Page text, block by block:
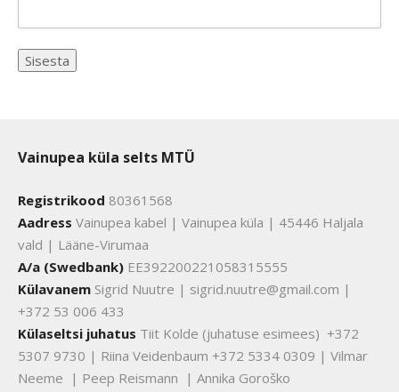
Vainupea küla selts MTÜ
Registrikood 80361568
Aadress Vainupea kabel | Vainupea küla | 45446 Haljala
vald | Lääne-Virumaa
A/a (Swedbank) EE392200221058315555
Külavanem Sigrid Nuutre | sigrid.nuutre@gmail.com |
+372 53 006 433
Külaseltsi juhatus Tiit Kolde (juhatuse esimees) +372
5307 9730 | Riina Veidenbaum +372 5334 0309 | Vilmar
Neeme | Peep Reismann | Annika Goroško